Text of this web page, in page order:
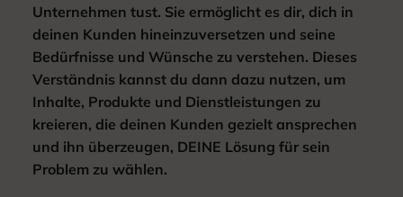
Unternehmen tust. Sie ermöglicht es dir, dich in
deinen Kunden hineinzuversetzen und seine
Bedürfnisse und Wünsche zu verstehen. Dieses
Verständnis kannst du dann dazu nutzen, um
Inhalte, Produkte und Dienstleistungen zu
kreieren, die deinen Kunden gezielt ansprechen
und ihn überzeugen, DEINE Lösung für sein
Problem zu wählen.